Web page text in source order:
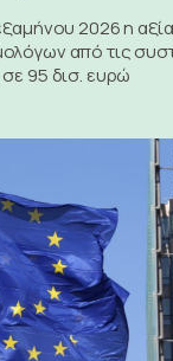
2026 η
από τις
95 δισ. ευρώ